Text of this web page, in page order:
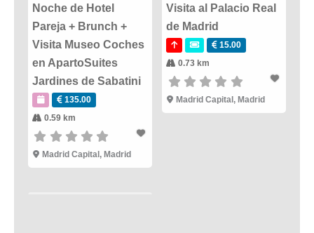
Noche de Hotel
Pareja + Brunch +
Visita Museo Coches
en ApartoSuites
Jardines de Sabatini
135.00
0.59 km
Madrid Capital , Madrid
Visita al Palacio Real
de Madrid
15.00
0.73 km
Madrid Capital , Madrid